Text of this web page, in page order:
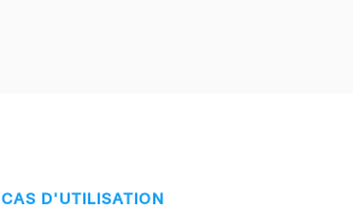
CAS D'UTILISATION